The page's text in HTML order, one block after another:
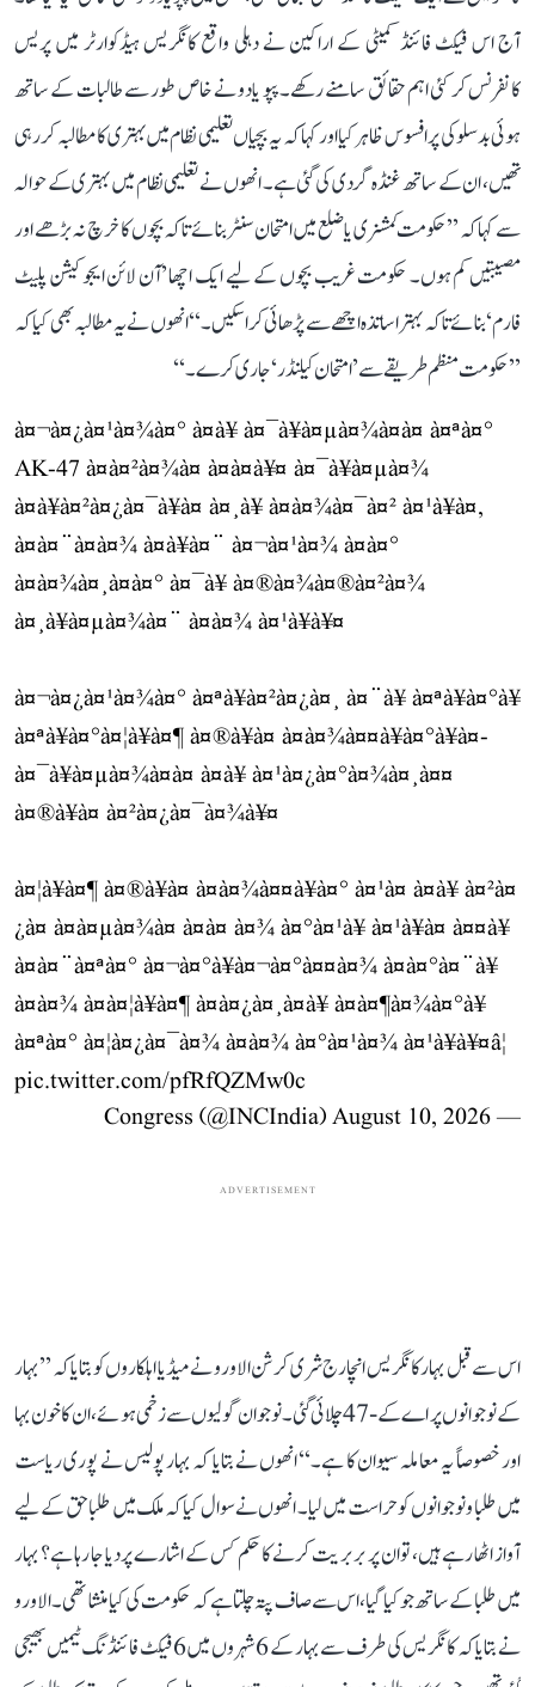
آج اس فیکٹ فائنڈ کمیٹی کے اراکین نے دہلی واقع کانگریس ہیڈکوارٹر میں پریس
کانفرنس کر کئی اہم حقائق سامنے رکھے۔ پپو یادو نے خاص طور سے طالبات کے ساتھ
ہوئی بدسلوکی پر افسوس ظاہر کیا اور کہا کہ یہ بچیاں تعلیمی نظام میں بہتری کا مطالبہ کر رہی
تھیں، ان کے ساتھ غنڈہ گردی کی گئی ہے۔ انھوں نے تعلیمی نظام میں بہتری کے حوالہ
سے کہا کہ ’’حکومت کمشنری یا ضلع میں امتحان سنٹر بنائے تاکہ بچوں کا خرچ نہ بڑھے اور
مصیبتیں کم ہوں۔ حکومت غریب بچوں کے لیے ایک اچھا ’آن لائن ایجوکیشن پلیٹ
فارم‘ بنائے تاکہ بہتر اساتذہ اچھے سے پڑھائی کرا سکیں۔‘‘ انھوں نے یہ مطالبہ بھی کیا کہ
’’حکومت منظم طریقے سے ’امتحان کیلنڈر‘ جاری کرے۔‘‘
à¤¬à¤¿à¤¹à¤¾à¤° à¤à¥ à¤¯à¥à¤µà¤¾à¤à¤ à¤ªà¤°
AK-47 à¤à¤²à¤¾à¤ à¤à¤à¥¤ à¤¯à¥à¤µà¤¾
à¤à¥à¤²à¤¿à¤¯à¥à¤ à¤¸à¥ à¤à¤¾à¤¯à¤² à¤¹à¥à¤,
à¤à¤¨à¤à¤¾ à¤à¥à¤¨ à¤¬à¤¹à¤¾ à¤à¤°
à¤à¤¾à¤¸à¤à¤° à¤¯à¥ à¤®à¤¾à¤®à¤²à¤¾
à¤¸à¥à¤µà¤¾à¤¨ à¤à¤¾ à¤¹à¥à¥¤
à¤¬à¤¿à¤¹à¤¾à¤° à¤ªà¥à¤²à¤¿à¤¸ à¤¨à¥ à¤ªà¥à¤°à¥
à¤ªà¥à¤°à¤¦à¥à¤¶ à¤®à¥à¤ à¤à¤¾à¤¤à¥à¤°à¥à¤-
à¤¯à¥à¤µà¤¾à¤à¤ à¤à¥ à¤¹à¤¿à¤°à¤¾à¤¸à¤¤
à¤®à¥à¤ à¤²à¤¿à¤¯à¤¾à¥¤
à¤¦à¥à¤¶ à¤®à¥à¤ à¤à¤¾à¤¤à¥à¤° à¤¹à¤ à¤à¥ à¤²à¤
¿à¤ à¤à¤µà¤¾à¤ à¤à¤ à¤¾ à¤°à¤¹à¥ à¤¹à¥à¤ à¤¤à¥
à¤à¤¨à¤ªà¤° à¤¬à¤°à¥à¤¬à¤°à¤¤à¤¾ à¤à¤°à¤¨à¥
à¤à¤¾ à¤à¤¦à¥à¤¶ à¤à¤¿à¤¸à¤à¥ à¤à¤¶à¤¾à¤°à¥
à¤ªà¤° à¤¦à¤¿à¤¯à¤¾ à¤à¤¾ à¤°à¤¹à¤¾ à¤¹à¥à¥¤â¦
pic.twitter.com/pfRfQZMw0c
— Congress (@INCIndia)
August 10, 2026
ADVERTISEMENT
اس سے قبل بہار کانگریس انچارج شری کرشن الاورو نے میڈیا اہلکاروں کو بتایا کہ ’’بہار
کے نوجوانوں پر اے کے-47 چلائی گئی۔ نوجوان گولیوں سے زخمی ہوئے، ان کا خون بہا
اور خصوصاً یہ معاملہ سیوان کا ہے۔‘‘ انھوں نے بتایا کہ بہار پولیس نے پوری ریاست
میں طلبا و نوجوانوں کو حراست میں لیا۔ انھوں نے سوال کیا کہ ملک میں طلبا حق کے لیے
آواز اٹھا رہے ہیں، تو ان پر بربریت کرنے کا حکم کس کے اشارے پر دیا جا رہا ہے؟ بہار
میں طلبا کے ساتھ جو کیا گیا، اس سے صاف پتہ چلتا ہے کہ حکومت کی کیا منشا تھی۔ الاورو
نے بتایا کہ کانگریس کی طرف سے بہار کے 6 شہروں میں 6 فیکٹ فائنڈنگ ٹیمیں بھیجی